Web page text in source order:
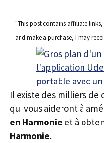
"This post contains affiliate
and make a purchase, I may
Il existe des milliers de
qui vous aideront à
en Harmonie et à
Harmonie.